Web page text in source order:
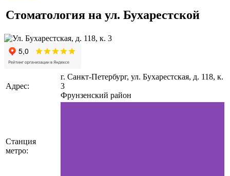
Стоматология на ул. Бухарестской
Адрес:
г. Санкт-Петербург, ул. Бухарестская, д. 118, к.
3
Фрунзенский район
Станция
метро: